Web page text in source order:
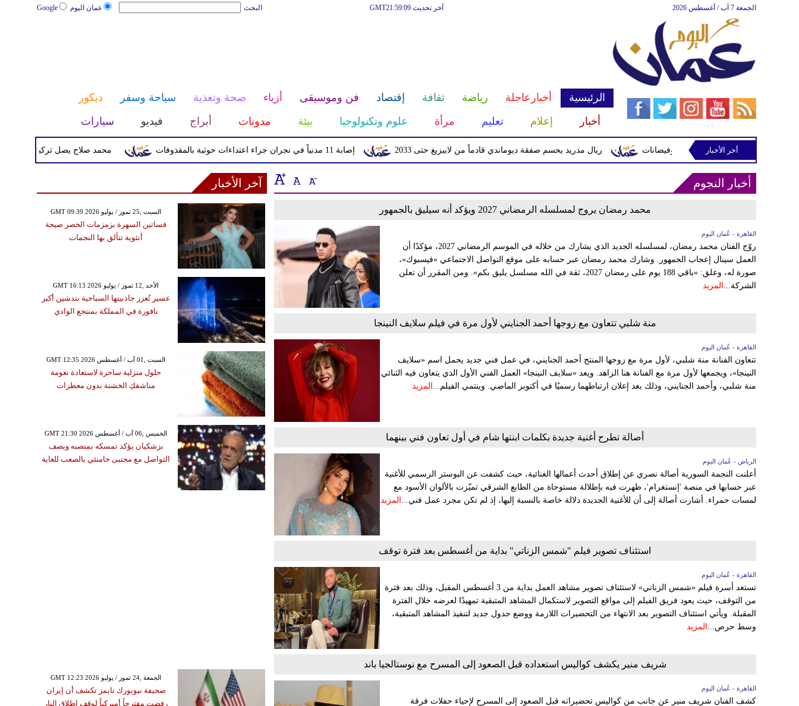
عمان اليوم Google البحث آخر تحديث GMT21:59:09 الجمعة 7 آب / أغسطس 2026
الرئيسية أخبارعاجلة رياضة ثقافة إقتصاد فن وموسيقى أزياء صحة وتغذية سياحة وسفر
ديكور
أخبار
إعلام تعليم مرأة علوم وتكنولوجيا بيئة مدونات أبراج فيديو سيارات
محمد صلاح يصل تركيا الأربعاء إصابة 11 مدنياً في نجران جراء اعتداءات حوثية بالمقذوفات ريال مدريد يحسم صفقة ديوماندي قادماً من لايبزيغ حتى 2033 وتحذيرات من أمطار غزيرة وفيضانات
أخر الأخبار
أخبار النجوم
محمد رمضان يروج لمسلسله الرمضاني 2027 ويؤكد أنه سيليق بالجمهور
القاهرة - عُمان اليوم
روّج الفنان محمد رمضان، لمسلسله الجديد الذي يشارك من خلاله في الموسم الرمضاني 2027، مؤكدًا أن
العمل سينال إعجاب الجمهور. وشارك محمد رمضان عبر حسابه على موقع التواصل الاجتماعي «فيسبوك»،
صورة له، وعلق: «باقي 188 يوم على رمضان 2027، ثقة في الله مسلسل يليق بكم». ومن المقرر أن تعلن
الشركة... المزيد
منة شلبي تتعاون مع زوجها أحمد الجنايني لأول مرة في فيلم سلايف النينجا
القاهرة - عُمان اليوم
تتعاون الفنانة منة شلبي، لأول مرة مع زوجها المنتج أحمد الجنايني، في عمل فني جديد يحمل اسم «سلايف
النينجا»، ويجمعها لأول مرة مع الفنانة هنا الزاهد. ويعد «سلايف النينجا» العمل الفني الأول الذي يتعاون فيه الثنائي
منة شلبي، وأحمد الجنايني، وذلك بعد إعلان ارتباطهما رسميًا في أكتوبر الماضي. وينتمي الفيلم... المزيد
أصالة تطرح أغنية جديدة بكلمات ابنتها شام في أول تعاون فني بينهما
الرياض - عُمان اليوم
أعلنت النجمة السورية أصالة نصري عن إطلاق أحدث أعمالها الغنائية، حيث كشفت عن البوستر الرسمي للأغنية
عبر حسابها في منصة 'إنستغرام'، ظهرت فيه بإطلالة مستوحاة من الطابع الشرقي تميّزت بالألوان الأسود مع
لمسات حمراء. أشارت أصالة إلى أن للأغنية الجديدة دلالة خاصة بالنسبة إليها، إذ لم تكن مجرد عمل فني... المزيد
استئناف تصوير فيلم "شمس الزناتي" بداية من أغسطس بعد فترة توقف
القاهرة - عُمان اليوم
تستعد أسرة فيلم «شمس الزناتي» لاستئناف تصوير مشاهد العمل بداية من 3 أغسطس المقبل، وذلك بعد فترة
من التوقف، حيث يعود فريق الفيلم إلى مواقع التصوير لاستكمال المشاهد المتبقية تمهيدًا لعرضه خلال الفترة
المقبلة. ويأتي استئناف التصوير بعد الانتهاء من التحضيرات اللازمة ووضع جدول جديد لتنفيذ المشاهد المتبقية،
وسط حرص...
المزيد
شريف منير يكشف كواليس استعداده قبل الصعود إلى المسرح مع نوستالجيا باند
القاهرة - عُمان اليوم
كشف الفنان شريف منير عن جانب من كواليس تحضيراته قبل الصعود إلى المسرح لإحياء حفلات فرقة
آخر الأخبار
GMT 09:39 2026 السبت ,25 تموز / يوليو
فساتين السهرة بزمزمات الخصر صيحة
أنثوية تتألق بها النجمات
GMT 16:13 2026 الأحد ,12 تموز / يوليو
عسير تُعزز جاذبيتها السياحية بتدشين أكبر
نافورة في المملكة بمنتجع الوادي
GMT 12:35 2026 السبت ,01 آب / أغسطس
حلول منزلية ساحرة لاستعادة نعومة
مناشفكِ الخشنة بدون معطرات
GMT 21:30 2026 الخميس ,06 آب / أغسطس
بزشكيان يؤكد تمسكه بمنصبه ويصف
التواصل مع مجتبى خامنئي بالصعب للغاية
GMT 12:23 2026 الجمعة ,24 تموز / يوليو
صحيفة نيويورك تايمز تكشف أن إيران
رفضت مقترحاً أميركياً لوقف إطلاق النار